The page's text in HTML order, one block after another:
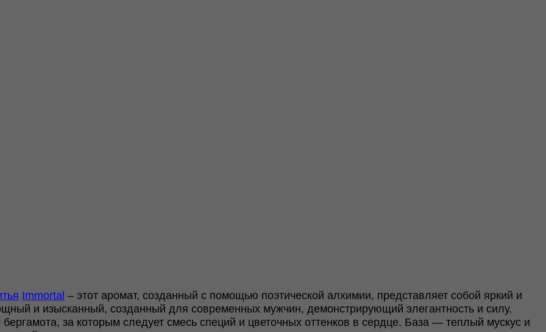
Immortal – этот аромат, созданный с помощью поэтической алхимии, представляет собой яркий и
и изысканный, созданный для современных мужчин, демонстрирующий элегантность и силу.
за которым следует смесь специй и цветочных оттенков в сердце. База — теплый мускус и